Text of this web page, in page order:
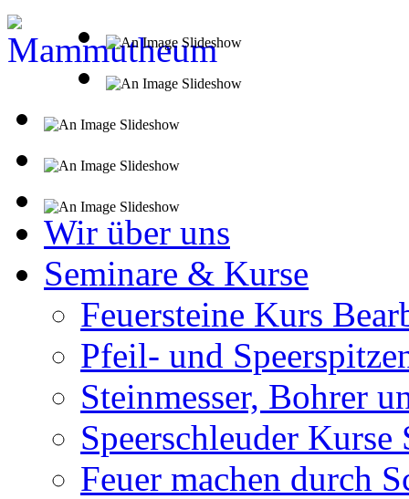
Wir über uns
Seminare & Kurse
Feuersteine Kurs
Pfeil- und
Steinmesser, Bohrer
Speerschleuder Kurse
Feuer machen durch